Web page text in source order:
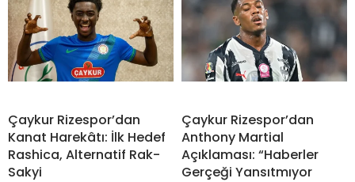
Çaykur Rizespor’dan
Kanat Harekâtı: İlk Hedef
Rashica, Alternatif Rak-
Sakyi
Çaykur Rizespor’dan
Anthony Martial
Açıklaması: “Haberler
Gerçeği Yansıtmıyor